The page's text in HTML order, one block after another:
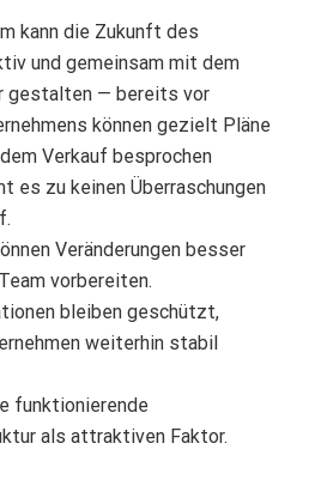
kann die Zukunft des
und gemeinsam mit dem
gestalten — bereits vor
können gezielt Pläne
Verkauf besprochen
es zu keinen Überraschungen
Veränderungen besser
vorbereiten.
bleiben geschützt,
weiterhin stabil
funktionierende
als attraktiven Faktor.